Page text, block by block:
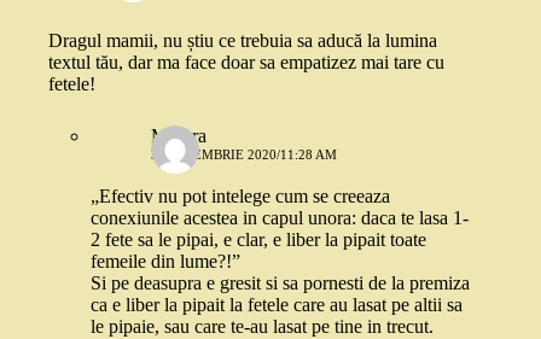
Dragul mamii, nu știu ce trebuia sa aducă la lumina
textul tău, dar ma face doar sa empatizez mai tare cu
fetele!
Morera
3 SEPTEMBRIE 2020/11:28 AM
„Efectiv nu pot intelege cum se creeaza
conexiunile acestea in capul unora: daca te lasa 1-
2 fete sa le pipai, e clar, e liber la pipait toate
femeile din lume?!”
Si pe deasupra e gresit si sa pornesti de la premiza
ca e liber la pipait la fetele care au lasat pe altii sa
le pipaie, sau care te-au lasat pe tine in trecut.